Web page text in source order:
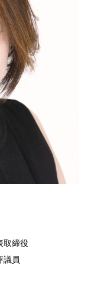
取締役
議員